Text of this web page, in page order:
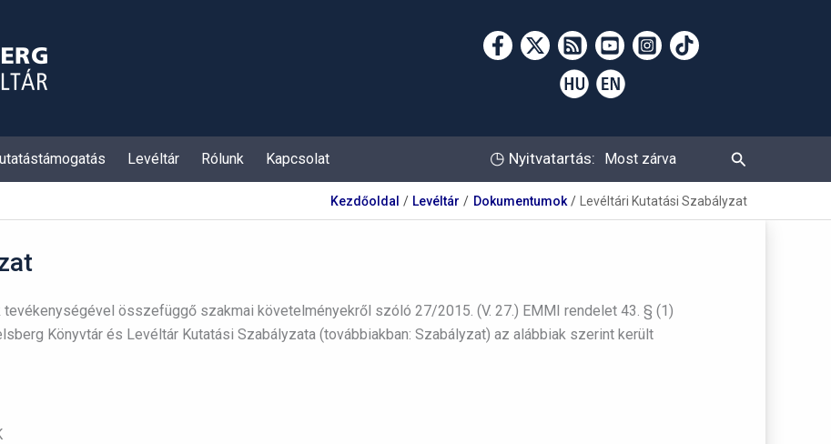
Levéltár Rólunk Kapcsolat ◷ Nyitvatartás: Most zárva Keresés
Kezdőoldal Levéltár Dokumentumok Levéltári Kutatási Szabályzat
összefüggő szakmai követelményekről szóló 27/2015. (V. 27.) EMMI rendelet 43. § (1)
Könyvtár és Levéltár Kutatási Szabályzata (továbbiakban: Szabályzat) az alábbiak szerint került